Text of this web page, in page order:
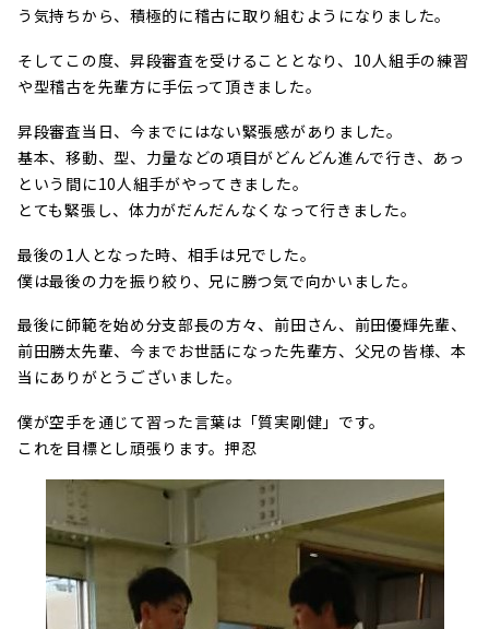
う気持ちから、積極的に稽古に取り組むようになりました。
そしてこの度、昇段審査を受けることとなり、10人組手の練習
や型稽古を先輩方に手伝って頂きました。
昇段審査当日、今までにはない緊張感がありました。
基本、移動、型、力量などの項目がどんどん進んで行き、あっ
という間に10人組手がやってきました。
とても緊張し、体力がだんだんなくなって行きました。
最後の1人となった時、相手は兄でした。
僕は最後の力を振り絞り、兄に勝つ気で向かいました。
最後に師範を始め分支部長の方々、前田さん、前田優輝先輩、
前田勝太先輩、今までお世話になった先輩方、父兄の皆様、本
当にありがとうございました。
僕が空手を通じて習った言葉は「質実剛健」です。
これを目標とし頑張ります。押忍